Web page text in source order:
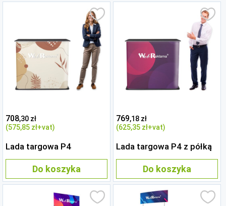
708,30 zł
(575,85 zł+vat)
Lada targowa P4
Do koszyka
769,18 zł
(625,35 zł+vat)
Lada targowa P4 z półką
Do koszyka